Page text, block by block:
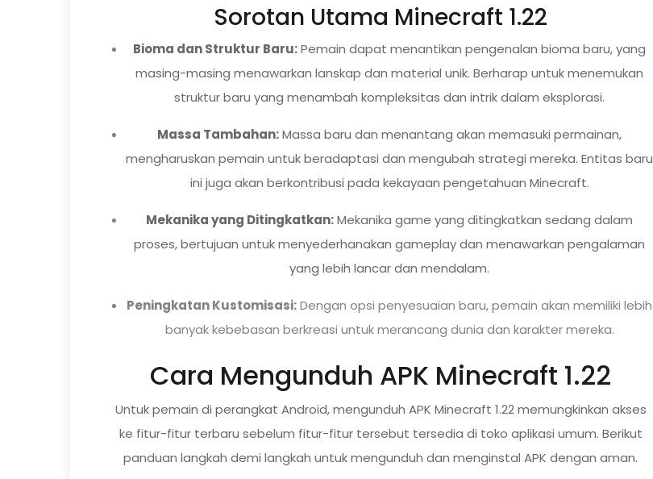
Sorotan Utama Minecraft 1.22
Bioma dan Struktur Baru:Pemain dapat menantikan pengenalan bioma baru, yang
masing-masing menawarkan lanskap dan material unik. Berharap untuk menemukan
struktur baru yang menambah kompleksitas dan intrik dalam eksplorasi.
Massa Tambahan:Massa baru dan menantang akan memasuki permainan,
mengharuskan pemain untuk beradaptasi dan mengubah strategi mereka. Entitas baru
ini juga akan berkontribusi pada kekayaan pengetahuan Minecraft.
Mekanika yang Ditingkatkan:Mekanika game yang ditingkatkan sedang dalam
proses, bertujuan untuk menyederhanakan gameplay dan menawarkan pengalaman
yang lebih lancar dan mendalam.
Peningkatan Kustomisasi:Dengan opsi penyesuaian baru, pemain akan memiliki lebih
banyak kebebasan berkreasi untuk merancang dunia dan karakter mereka.
Cara Mengunduh APK Minecraft 1.22
Untuk pemain di perangkat Android, mengunduh APK Minecraft 1.22 memungkinkan akses
ke fitur-fitur terbaru sebelum fitur-fitur tersebut tersedia di toko aplikasi umum. Berikut
panduan langkah demi langkah untuk mengunduh dan menginstal APK dengan aman.